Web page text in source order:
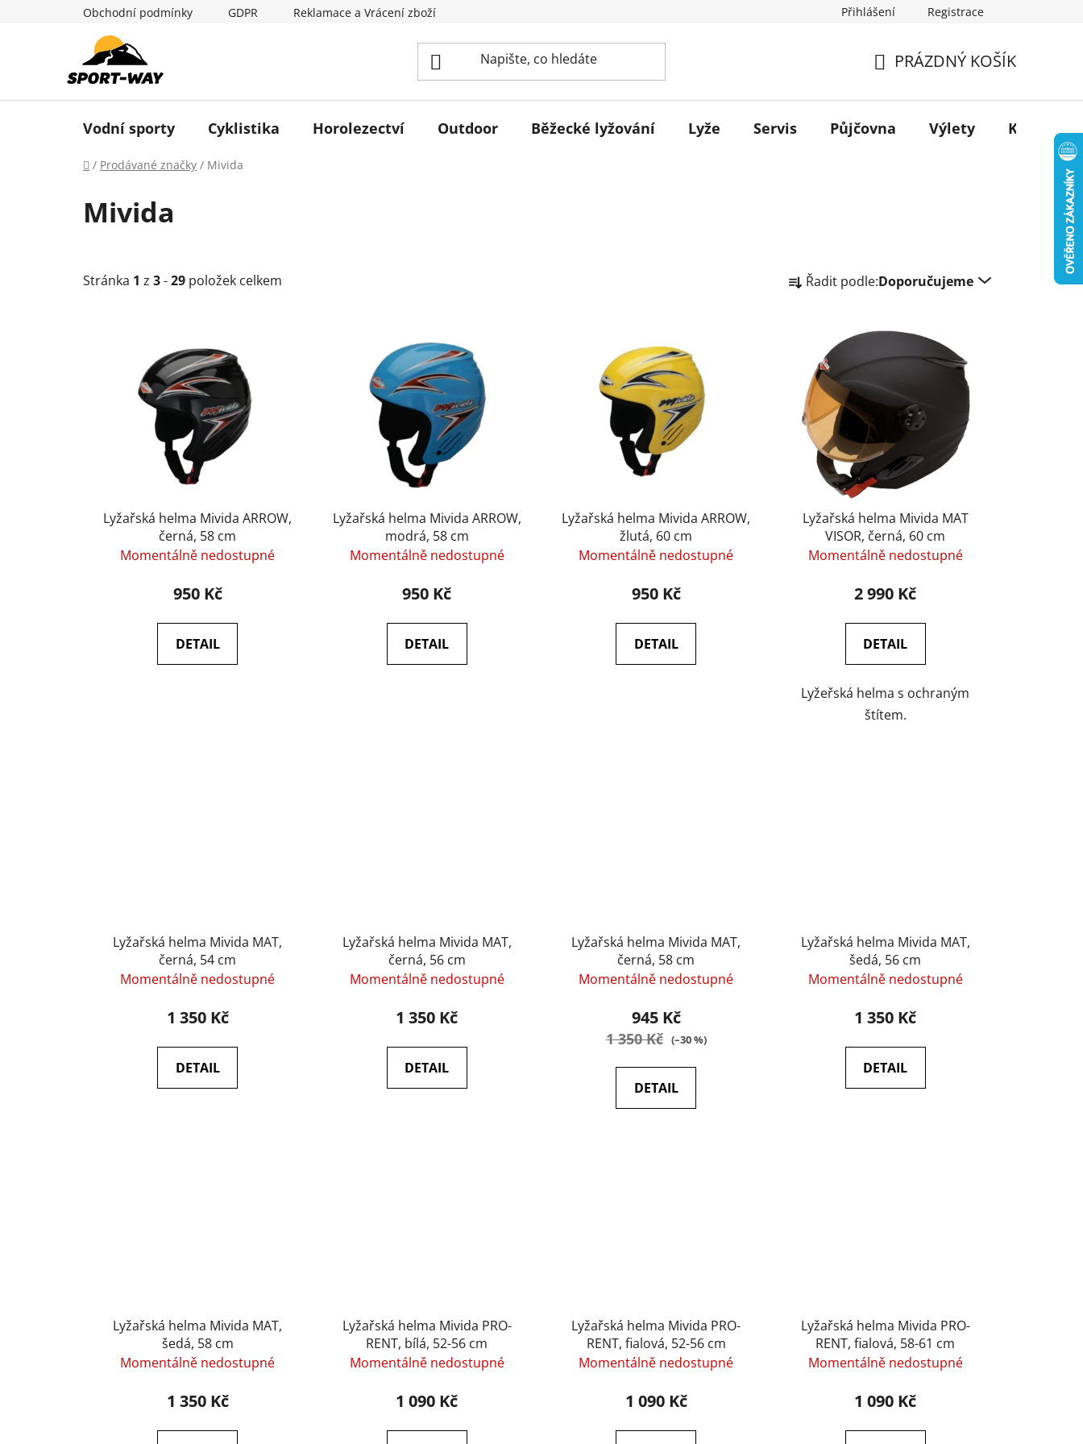
Obchodní podmínky GDPR Reklamace a Vrácení zboží Přihlášení Registrace
KOŠÍK
PRÁZDNÝ KOŠÍK
Vodní sporty Cyklistika Horolezectví Outdoor Běžecké lyžování Lyže Servis Půjčovna Výlety Kontakt
Domů
/ Prodávané značky / Mivida
Mivida
Stránka 1 z 3-29 položek celkem a Řadit podle:Doporučujeme
Lyžařská helma Mivida ARROW,
černá, 58 cm
Momentálně nedostupné
950 Kč
DETAIL
Lyžařská helma Mivida ARROW,
modrá, 58 cm
Momentálně nedostupné
950 Kč
DETAIL
Lyžařská helma Mivida ARROW,
žlutá, 60 cm
Momentálně nedostupné
950 Kč
DETAIL
Lyžařská helma Mivida MAT
VISOR, černá, 60 cm
Momentálně nedostupné
2 990 Kč
DETAIL
Lyžeřská helma s ochraným
štítem.
Lyžařská helma Mivida MAT,
černá, 54 cm
Momentálně nedostupné
1 350 Kč
DETAIL
Lyžařská helma Mivida MAT,
černá, 56 cm
Momentálně nedostupné
1 350 Kč
DETAIL
Lyžařská helma Mivida MAT,
černá, 58 cm
Momentálně nedostupné
945 Kč
1 350 Kč (–30 %)
DETAIL
Lyžařská helma Mivida MAT,
šedá, 56 cm
Momentálně nedostupné
1 350 Kč
DETAIL
Lyžařská helma Mivida MAT,
šedá, 58 cm
Momentálně nedostupné
1 350 Kč
Lyžařská helma Mivida PRO-
RENT, bílá, 52-56 cm
Momentálně nedostupné
1 090 Kč
Lyžařská helma Mivida PRO-
RENT, fialová, 52-56 cm
Momentálně nedostupné
1 090 Kč
Lyžařská helma Mivida PRO-
RENT, fialová, 58-61 cm
Momentálně nedostupné
1 090 Kč